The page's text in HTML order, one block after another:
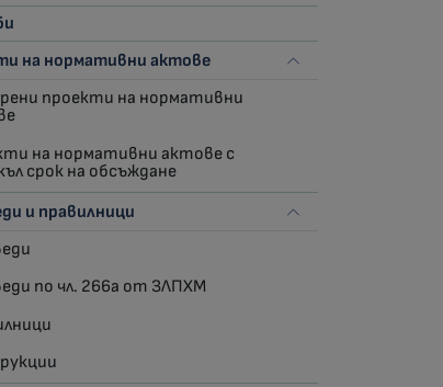
на нормативни актове
проекти на нормативни
на нормативни актове с
срок на обсъждане
и правилници
по чл. 266а от ЗЛПХМ